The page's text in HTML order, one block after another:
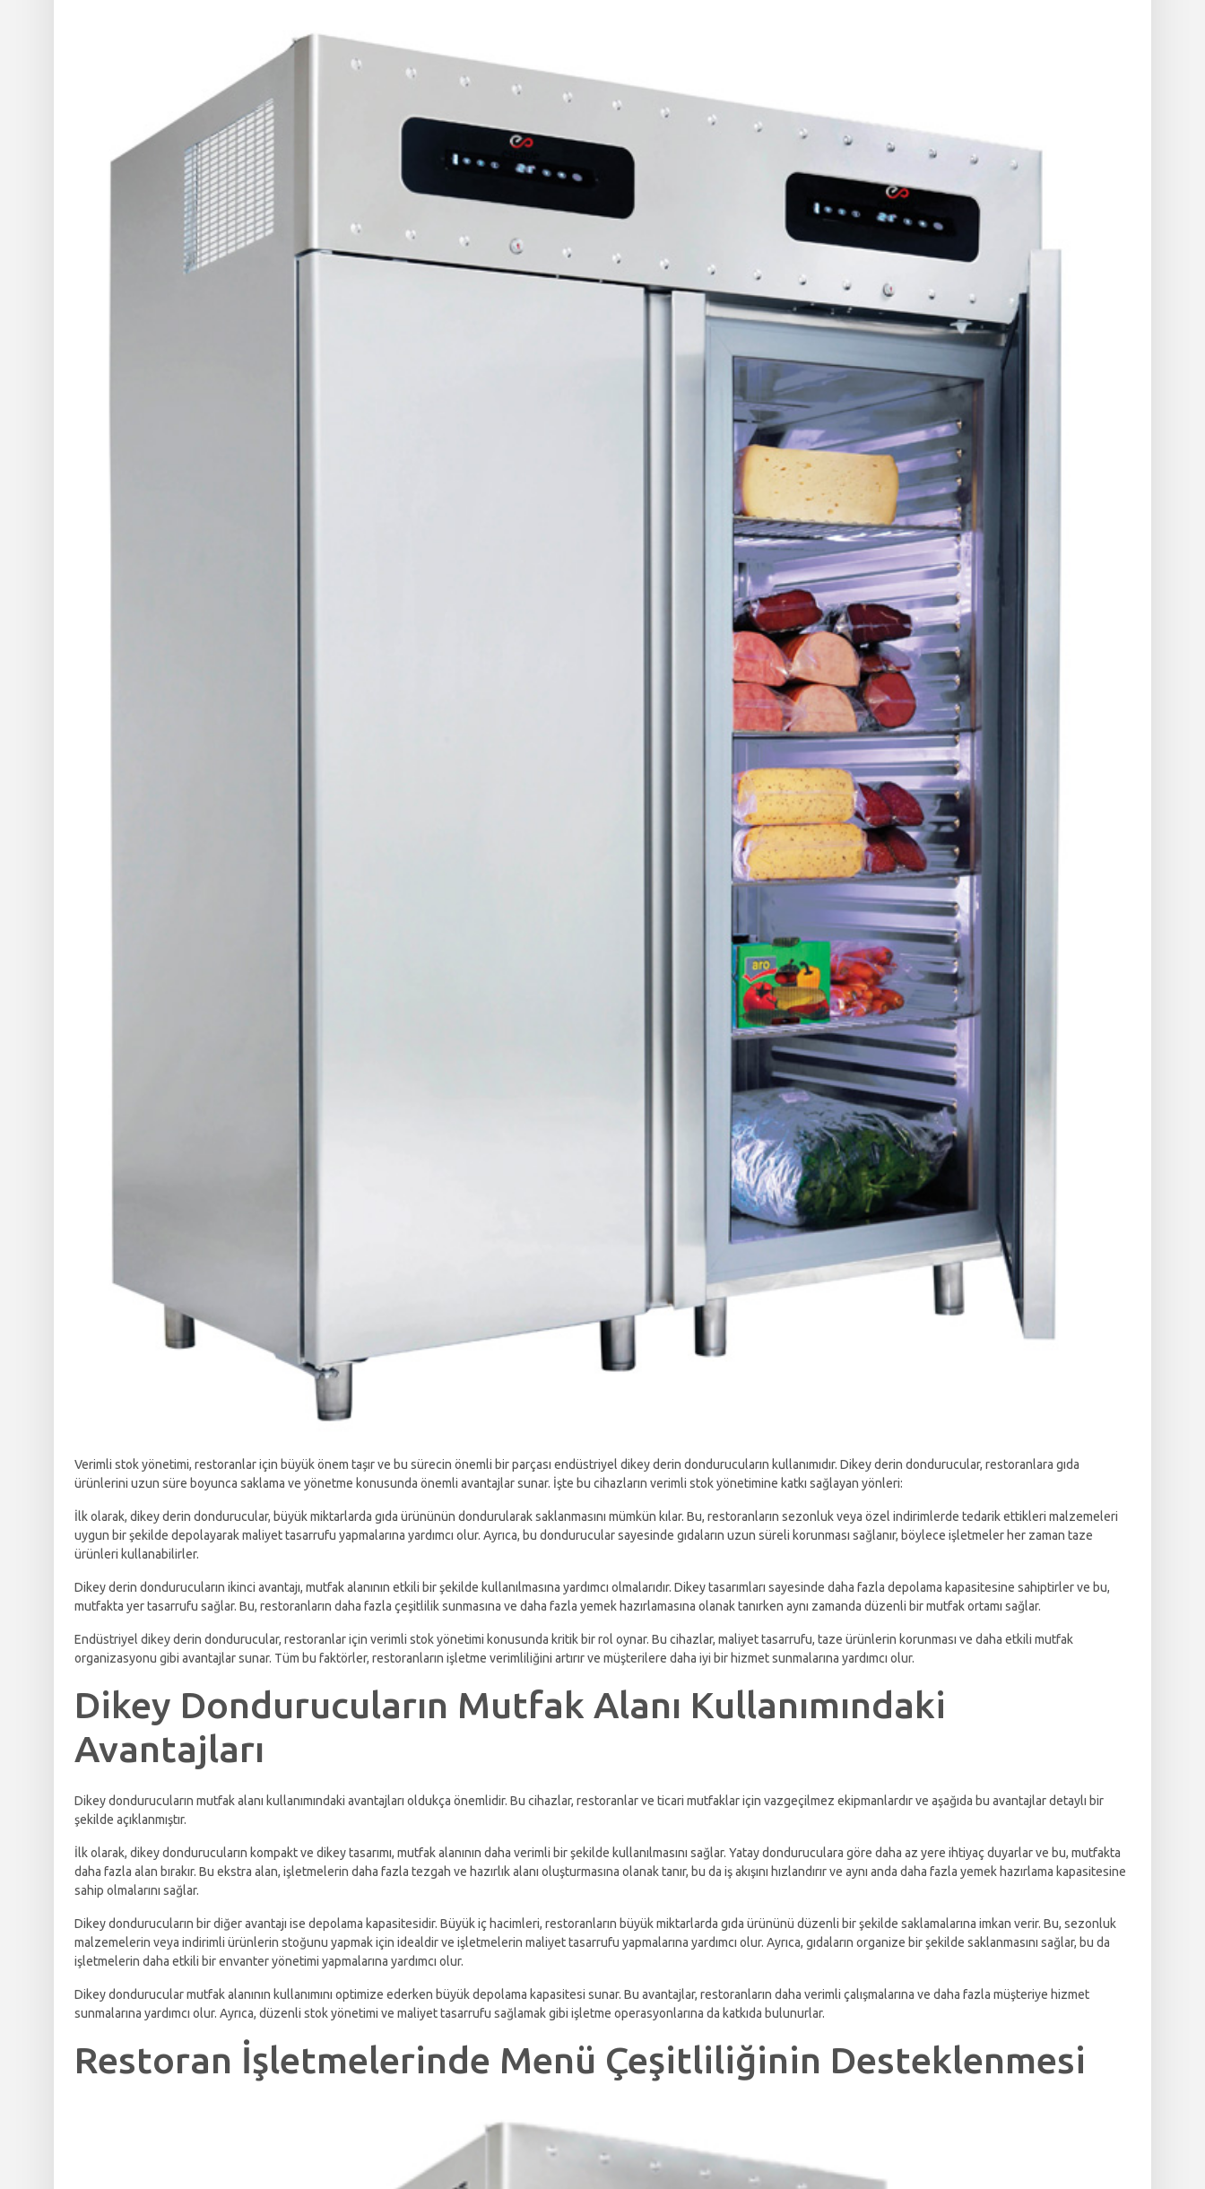
Verimli stok yönetimi, restoranlar için büyük önem taşır ve bu sürecin önemli bir parçası endüstriyel dikey derin dondurucuların kullanımıdır. Dikey derin dondurucular, restoranlara gıda
ürünlerini uzun süre boyunca saklama ve yönetme konusunda önemli avantajlar sunar. İşte bu cihazların verimli stok yönetimine katkı sağlayan yönleri:
İlk olarak, dikey derin dondurucular, büyük miktarlarda gıda ürününün dondurularak saklanmasını mümkün kılar. Bu, restoranların sezonluk veya özel indirimlerde tedarik ettikleri malzemeleri
uygun bir şekilde depolayarak maliyet tasarrufu yapmalarına yardımcı olur. Ayrıca, bu dondurucular sayesinde gıdaların uzun süreli korunması sağlanır, böylece işletmeler her zaman taze
ürünleri kullanabilirler.
Dikey derin dondurucuların ikinci avantajı, mutfak alanının etkili bir şekilde kullanılmasına yardımcı olmalarıdır. Dikey tasarımları sayesinde daha fazla depolama kapasitesine sahiptirler ve bu,
mutfakta yer tasarrufu sağlar. Bu, restoranların daha fazla çeşitlilik sunmasına ve daha fazla yemek hazırlamasına olanak tanırken aynı zamanda düzenli bir mutfak ortamı sağlar.
Endüstriyel dikey derin dondurucular, restoranlar için verimli stok yönetimi konusunda kritik bir rol oynar. Bu cihazlar, maliyet tasarrufu, taze ürünlerin korunması ve daha etkili mutfak
organizasyonu gibi avantajlar sunar. Tüm bu faktörler, restoranların işletme verimliliğini artırır ve müşterilere daha iyi bir hizmet sunmalarına yardımcı olur.
Dikey Dondurucuların Mutfak Alanı Kullanımındaki
Avantajları
Dikey dondurucuların mutfak alanı kullanımındaki avantajları oldukça önemlidir. Bu cihazlar, restoranlar ve ticari mutfaklar için vazgeçilmez ekipmanlardır ve aşağıda bu avantajlar detaylı bir
şekilde açıklanmıştır.
İlk olarak, dikey dondurucuların kompakt ve dikey tasarımı, mutfak alanının daha verimli bir şekilde kullanılmasını sağlar. Yatay donduruculara göre daha az yere ihtiyaç duyarlar ve bu, mutfakta
daha fazla alan bırakır. Bu ekstra alan, işletmelerin daha fazla tezgah ve hazırlık alanı oluşturmasına olanak tanır, bu da iş akışını hızlandırır ve aynı anda daha fazla yemek hazırlama kapasitesine
sahip olmalarını sağlar.
Dikey dondurucuların bir diğer avantajı ise depolama kapasitesidir. Büyük iç hacimleri, restoranların büyük miktarlarda gıda ürününü düzenli bir şekilde saklamalarına imkan verir. Bu, sezonluk
malzemelerin veya indirimli ürünlerin stoğunu yapmak için idealdir ve işletmelerin maliyet tasarrufu yapmalarına yardımcı olur. Ayrıca, gıdaların organize bir şekilde saklanmasını sağlar, bu da
işletmelerin daha etkili bir envanter yönetimi yapmalarına yardımcı olur.
Dikey dondurucular mutfak alanının kullanımını optimize ederken büyük depolama kapasitesi sunar. Bu avantajlar, restoranların daha verimli çalışmalarına ve daha fazla müşteriye hizmet
sunmalarına yardımcı olur. Ayrıca, düzenli stok yönetimi ve maliyet tasarrufu sağlamak gibi işletme operasyonlarına da katkıda bulunurlar.
Restoran İşletmelerinde Menü Çeşitliliğinin Desteklenmesi